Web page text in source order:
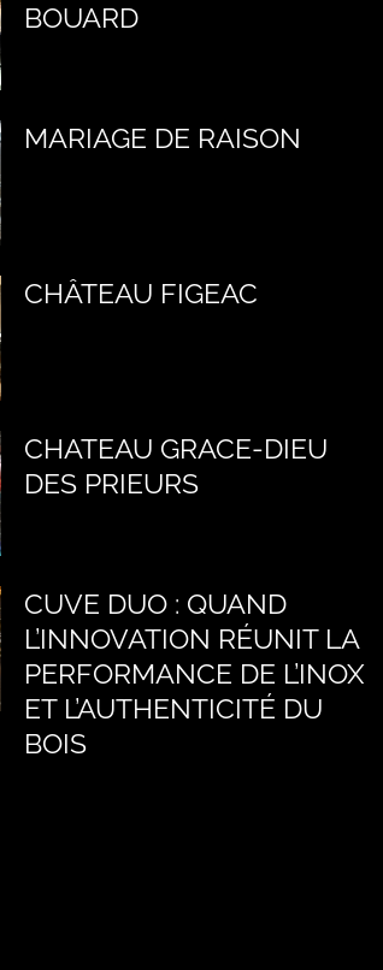
BOUARD
MARIAGE DE RAISON
CHÂTEAU FIGEAC
CHATEAU GRACE-DIEU
DES PRIEURS
CUVE DUO : QUAND
L’INNOVATION RÉUNIT LA
PERFORMANCE DE L’INOX
ET L’AUTHENTICITÉ DU
BOIS